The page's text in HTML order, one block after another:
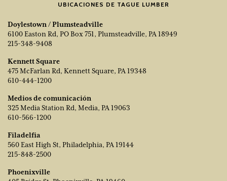
UBICACIONES DE TAGUE LUMBER
Doylestown / Plumsteadville
6100 Easton Rd, PO Box 751, Plumsteadville, PA 18949
215-348-9408
Kennett Square
475 McFarlan Rd, Kennett Square, PA 19348
610-444-1200
Medios de comunicación
325 Media Station Rd, Media, PA 19063
610-566-1200
Filadelfia
560 East High St, Philadelphia, PA 19144
215-848-2500
Phoenixville